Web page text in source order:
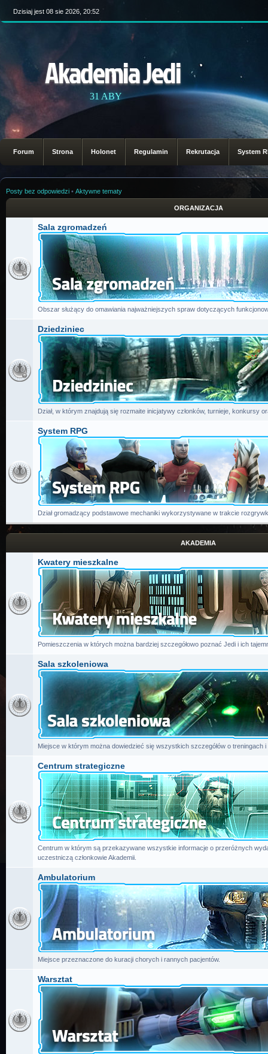
Dzisiaj jest 08 sie 2026, 20:52
Akademia Jedi
31 ABY
Forum Strona Holonet Regulamin Rekrutacja System
Posty bez odpowiedzi • Aktywne tematy
ORGANIZACJA
Sala zgromadzeń
Obszar służący do omawiania najważniejszych spraw dotyczących
Dziedziniec
Dział, w którym znajdują się rozmaite inicjatywy członków, turnieje, konkursy
System RPG
Dział gromadzący podstawowe mechaniki wykorzystywane w trakcie
AKADEMIA
Kwatery mieszkalne
Pomieszczenia w których można bardziej szczegółowo poznać Jedi i ich
Sala szkoleniowa
Miejsce w którym można dowiedzieć się wszystkich szczegółów o treningach
Centrum strategiczne
Centrum w którym są przekazywane wszystkie informacje o przeróżnych
uczestniczą członkowie Akademii.
Ambulatorium
Miejsce przeznaczone do kuracji chorych i rannych pacjentów.
Warsztat